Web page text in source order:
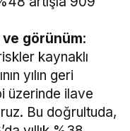
görünüm:
kaynaklı
yılın geri
üzerinde ilave
Bu doğrultuda,